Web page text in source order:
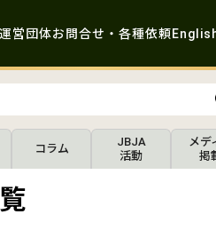
運営団体お問合せ・各種依頼
コラム
JBJA
活動
メデ
掲